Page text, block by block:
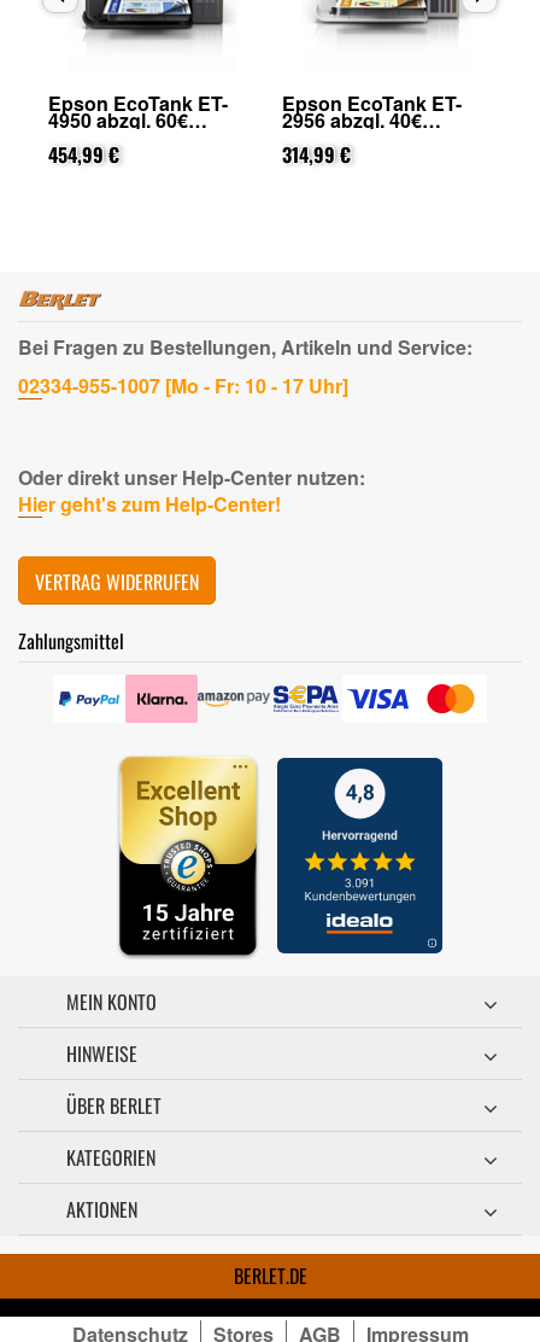
Epson EcoTank ET-
4950 abzgl. 60€
Cashback (von Epson
nach Registrierung)
454,99 €
Epson EcoTank ET-
2956 abzgl. 40€
Cashback (von Epson
nach Registrierung)
314,99 €
Bei Fragen zu Bestellungen, Artikeln und Service:
02334-955-1007 [Mo - Fr: 10 - 17 Uhr]
Oder direkt unser Help-Center nutzen:
Hier geht's zum Help-Center!
VERTRAG WIDERRUFEN
Zahlungsmittel
MEIN KONTO
HINWEISE
ÜBER BERLET
KATEGORIEN
AKTIONEN
BERLET.DE
Datenschutz Stores AGB Impressum